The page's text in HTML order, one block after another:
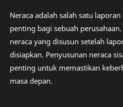
Neraca adalah salah satu
penting bagi sebuah
neraca yang disusun setelah
disiapkan. Penyusunan neraca
penting untuk memastikan
masa depan.